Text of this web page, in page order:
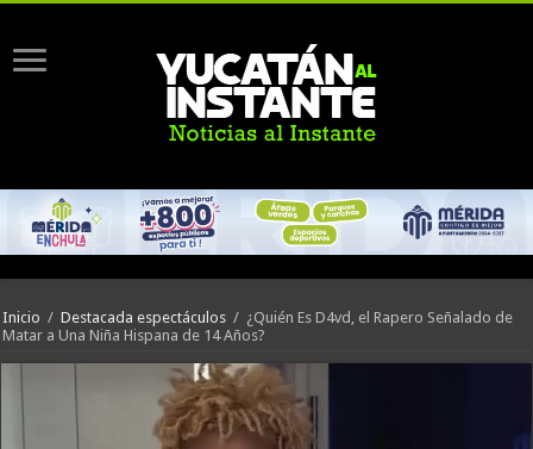
Inicio / Destacada espectáculos / ¿Quién Es D4vd, el Rapero Señalado de
Matar a Una Niña Hispana de 14 Años?